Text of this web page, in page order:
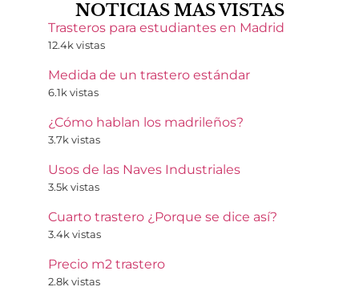
NOTICIAS MAS VISTAS
Trasteros para estudiantes en Madrid
12.4k vistas
Medida de un trastero estándar
6.1k vistas
¿Cómo hablan los madrileños?
3.7k vistas
Usos de las Naves Industriales
3.5k vistas
Cuarto trastero ¿Porque se dice así?
3.4k vistas
Precio m2 trastero
2.8k vistas